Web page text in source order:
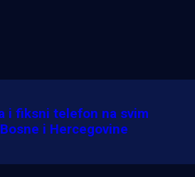
i fiksni telefon na svim
i Hercegovine